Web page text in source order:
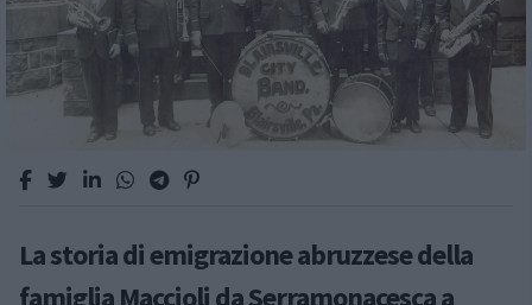
La storia di emigrazione abruzzese della
famiglia Maccioli da Serramonacesca a